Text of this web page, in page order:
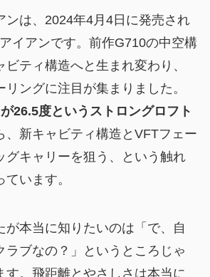
ンは、2024年4月4日に発売され
イアンです。前作G710の中空構
ティ構造へと生まれ変わり、
ングに注目が集まりました。
26.5度というストロングロフト
、新キャビティ構造とVFTフェー
グキャリーを狙う、という触れ
います。
が本当に知りたいのは「で、自
ラブなの？」というところじゃ
す。飛距離とやさしさは本当に